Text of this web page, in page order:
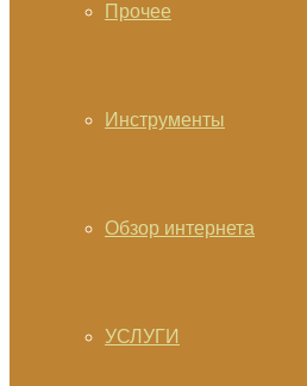
Прочее
Инструменты
Обзор интернета
УСЛУГИ